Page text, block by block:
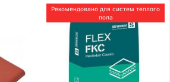
Рекомендовано для систем теплого
пола